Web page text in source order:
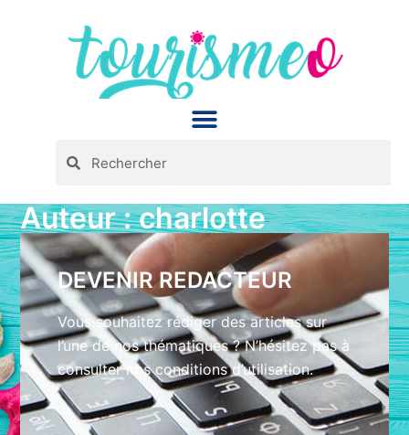
Auteur :charlotte
DEVENIR REDACTEUR
Vous souhaitez rédiger des articles sur
l’une de nos thématiques ? N’hésitez pas à
consulter nos conditions d’utilisation.